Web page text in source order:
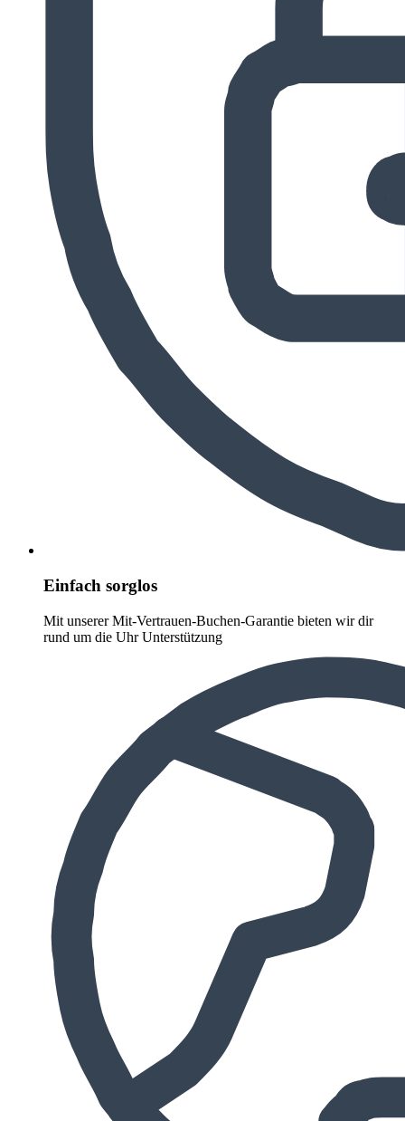
Einfach sorglos
Mit unserer Mit-Vertrauen-Buchen-Garantie bieten wir dir
rund um die Uhr Unterstützung